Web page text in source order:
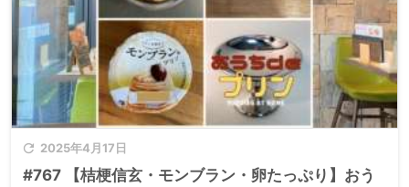
 2025年4月17日
#767 【桔梗信玄・モンブラン・卵たっぷり】おう